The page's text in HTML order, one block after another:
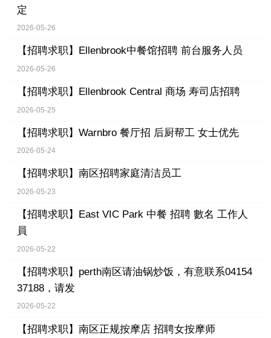
定
2026-05-26
【招聘求职】 Ellenbrook中餐馆招聘 前台服务人员
2026-05-26
【招聘求职】 Ellenbrook Central 商场 寿司店招聘
2026-05-25
【招聘求职】 Warnbro 餐厅招 后厨帮工 女士优先
2026-05-24
【招聘求职】 南区招聘家庭清洁员工
2026-05-23
【招聘求职】 East VIC Park 中餐 招聘 數名 工作人
員
2026-05-22
【招聘求职】 perth南区请油锅炒饭，有意联系04154
37188，请发
2026-05-22
【招聘求职】 南区正规按摩店 招聘女按摩师